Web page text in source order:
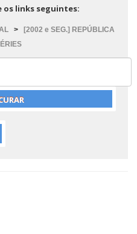
os links seguintes:
>
[2002 e SEG.] REPÚBLICA